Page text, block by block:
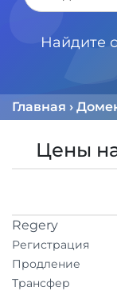
Найдите
Главная ›
Цены
Regery
Регистрация
Продление
Трансфер